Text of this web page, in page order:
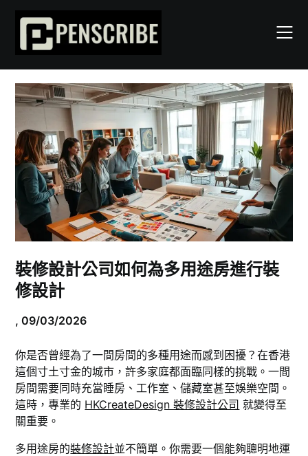
content
裝修設計公司如何為多用途房進行裝
修設計
,09/03/2026
你是否曾經為了一間房間的多種用途而感到困擾？在香港
這個寸土寸金的城市，許多家庭都面臨同樣的挑戰。一間
房間需要同時充當睡房、工作室、儲藏室甚至娛樂空間。
這時，專業的 HKCreateDesign 裝修設計公司 就變得至
關重要。
多用途房的裝修設計並不簡單。你需要一個能夠聰明地運